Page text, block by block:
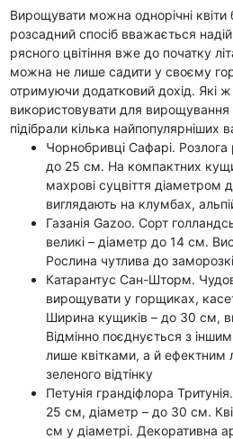
Вирощувати можна однорічні
розсадний спосіб вважається
рясного цвітіння вже до початку
можна не лише садити у своєму
отримуючи додатковий дохід. Які ж
використовувати для
підібрали кілька найпопулярніших
Чорнобривці Сафарі.
до 25 см. На компактних
махрові суцвіття діаметром
виглядають на клумбах,
Газанія Gazoo. Сорт
великі – діаметр до 14 см.
Рослина чутлива до
Катарантус Сан-Шторм.
вирощувати у горщиках,
Ширина кущиків – до 30 см,
Відмінно поєднується з
лише квітками, а й ефектним
зеленого відтінку
Петунія грандіфлора
25 см, діаметр – до 30 см.
см у діаметрі. Декоративна